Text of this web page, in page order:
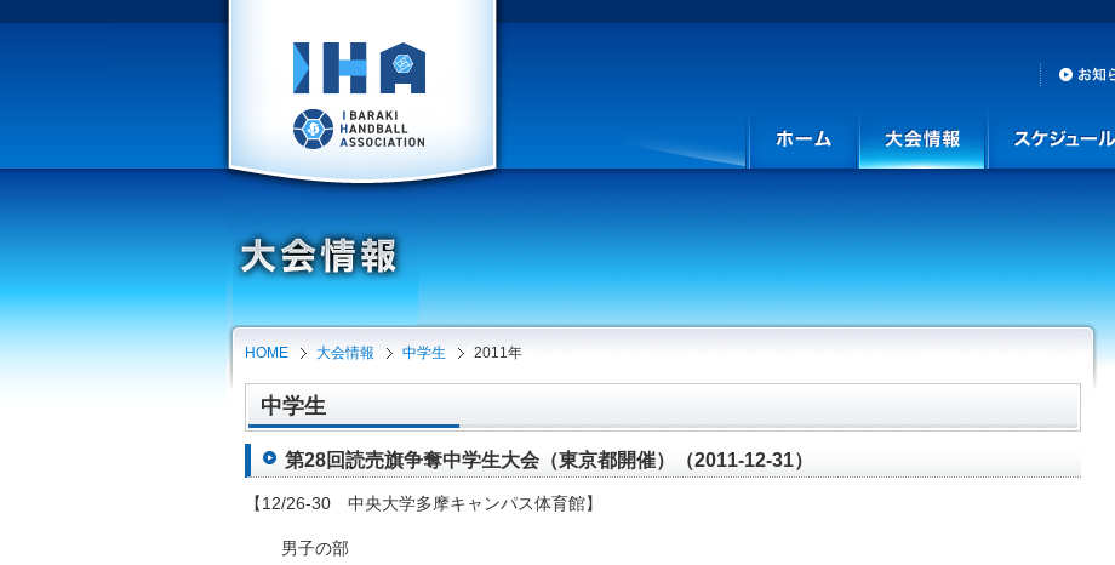
HOME 大会情報 中学生 2011年
中学生
第28回読売旗争奪中学生大会（東京都開催）（2011-12-31）
【12/26-30 中央大学多摩キャンパス体育館】
男子の部